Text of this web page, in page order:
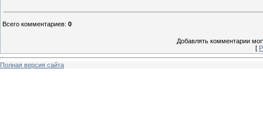
Всего комментариев: 0
Добавлять комментарии
[
Полная версия сайта